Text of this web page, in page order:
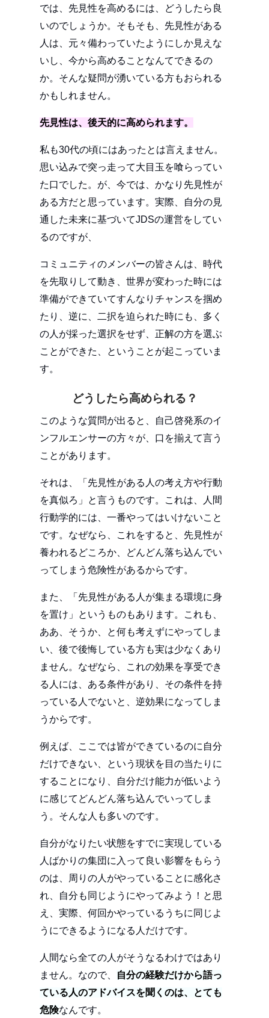
では、先見性を高めるには、どうしたら良
いのでしょうか。そもそも、先見性がある
人は、元々備わっていたようにしか見えな
いし、今から高めることなんてできるの
か。そんな疑問が湧いている方もおられる
かもしれません。
先見性は、後天的に高められます。
私も30代の頃にはあったとは言えません。
思い込みで突っ走って大目玉を喰らってい
た口でした。が、今では、かなり先見性が
ある方だと思っています。実際、自分の見
通した未来に基づいてJDSの運営をしてい
るのですが、
コミュニティのメンバーの皆さんは、時代
を先取りして動き、世界が変わった時には
準備ができていてすんなりチャンスを掴め
たり、逆に、二択を迫られた時にも、多く
の人が採った選択をせず、正解の方を選ぶ
ことができた、ということが起こっていま
す。
どうしたら高められる？
このような質問が出ると、自己啓発系のイ
ンフルエンサーの方々が、口を揃えて言う
ことがあります。
それは、「先見性がある人の考え方や行動
を真似ろ」と言うものです。これは、人間
行動学的には、一番やってはいけないこと
です。なぜなら、これをすると、先見性が
養われるどころか、どんどん落ち込んでい
ってしまう危険性があるからです。
また、「先見性がある人が集まる環境に身
を置け」というものもあります。これも、
ああ、そうか、と何も考えずにやってしま
い、後で後悔している方も実は少なくあり
ません。なぜなら、これの効果を享受でき
る人には、ある条件があり、その条件を持
っている人でないと、逆効果になってしま
うからです。
例えば、ここでは皆ができているのに自分
だけできない、という現状を目の当たりに
することになり、自分だけ能力が低いよう
に感じてどんどん落ち込んでいってしま
う。そんな人も多いのです。
自分がなりたい状態をすでに実現している
人ばかりの集団に入って良い影響をもらう
のは、周りの人がやっていることに感化さ
れ、自分も同じようにやってみよう！と思
え、実際、何回かやっているうちに同じよ
うにできるようになる人だけです。
人間なら全ての人がそうなるわけではあり
ません。なので、
自分の経験だけから語っ
ている人のアドバイスを聞くのは、とても
危険なんです。